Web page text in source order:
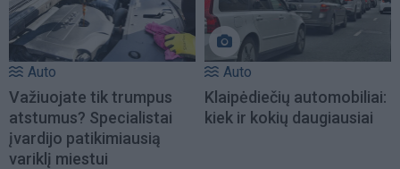
Auto
Važiuojate tik trumpus
atstumus? Specialistai
įvardijo patikimiausią
variklį miestui
Auto
Klaipėdiečių automobiliai:
kiek ir kokių daugiausiai